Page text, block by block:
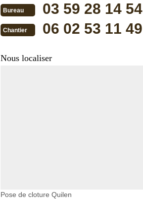
Bureau 03 59 28 14 54
Chantier 06 02 53 11 49
Nous localiser
Pose de cloture Quilen